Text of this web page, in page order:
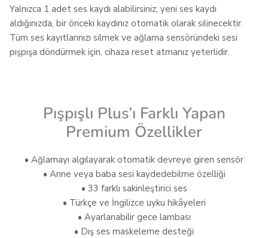
Yalnızca 1 adet ses kaydı alabilirsiniz; yeni ses kaydı
aldığınızda, bir önceki kaydınız otomatik olarak silinecektir.
Tüm ses kayıtlarınızı silmek ve ağlama sensöründeki sesi
pışpışa döndürmek için, cihaza reset atmanız yeterlidir.
Pışpışlı Plus’ı Farklı Yapan
Premium Özellikler
• Ağlamayı algılayarak otomatik devreye giren sensör
• Anne veya baba sesi kaydedebilme özelliği
• 33 farklı sakinleştirici ses
• Türkçe ve İngilizce uyku hikâyeleri
• Ayarlanabilir gece lambası
• Dış ses maskeleme desteği